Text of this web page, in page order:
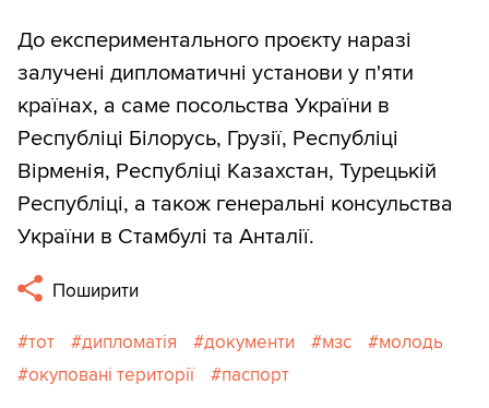
До експериментального проєкту наразі
залучені дипломатичні установи у п'яти
країнах, а саме посольства України в
Республіці Білорусь, Грузії, Республіці
Вірменія, Республіці Казахстан, Турецькій
Республіці, а також генеральні консульства
України в Стамбулі та Анталії.
Поширити
тот дипломатія документи мзс
молодь
окуповані території
паспорт